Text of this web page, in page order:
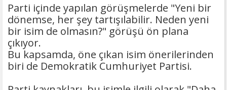
Parti içinde yapılan görüşmelerde "Yeni bir
dönemse, her şey tartışılabilir. Neden yeni
bir isim de olmasın?" görüşü ön plana
çıkıyor.
Bu kapsamda, öne çıkan isim önerilerinden
biri de Demokratik Cumhuriyet Partisi.